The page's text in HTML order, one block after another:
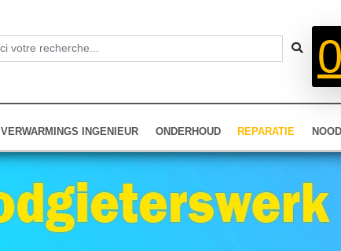
VERWARMINGS INGENIEUR ONDERHOUD REPARATIE